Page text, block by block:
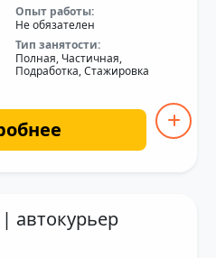
Опыт работы:
Не обязателен
Тип занятости:
Полная, Частичная,
Подработка, Стажировка
автокурьер